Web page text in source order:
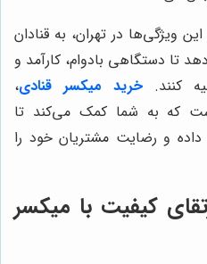
ویژگی‌ها در تهران، به قنادان
تا دستگاهی بادوام، کارآمد و
کنند.خرید میکسر قنادی،
که به شما کمک می‌کند تا
و رضایت مشتریان خود را
کیفیت با میکسر